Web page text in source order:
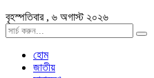
বৃহস্পতিবার , ৬ অগাস্ট ২০২৬
হোম
জাতীয়